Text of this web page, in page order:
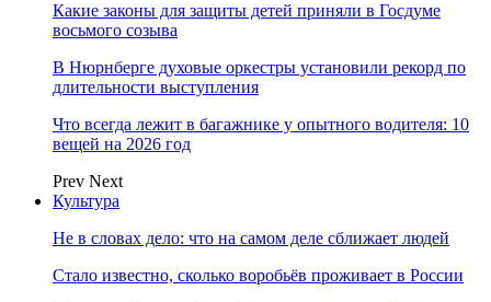
Какие законы для защиты детей приняли в Госдуме
восьмого созыва
В Нюрнберге духовые оркестры установили рекорд по
длительности выступления
Что всегда лежит в багажнике у опытного водителя: 10
вещей на 2026 год
Prev Next
Культура
Не в словах дело: что на самом деле сближает людей
Стало известно, сколько воробьёв проживает в России